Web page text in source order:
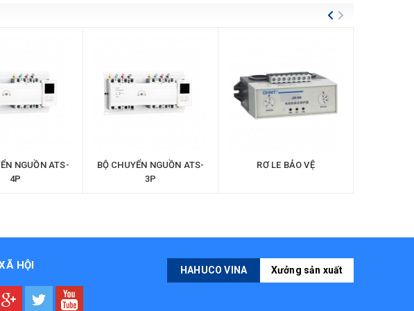
NGUỒN ATS-
4P
BỘ CHUYỂN NGUỒN ATS-
3P
RƠ LE BẢO VỆ
HỘI HAHUCO VINA Xưởng sản xuất